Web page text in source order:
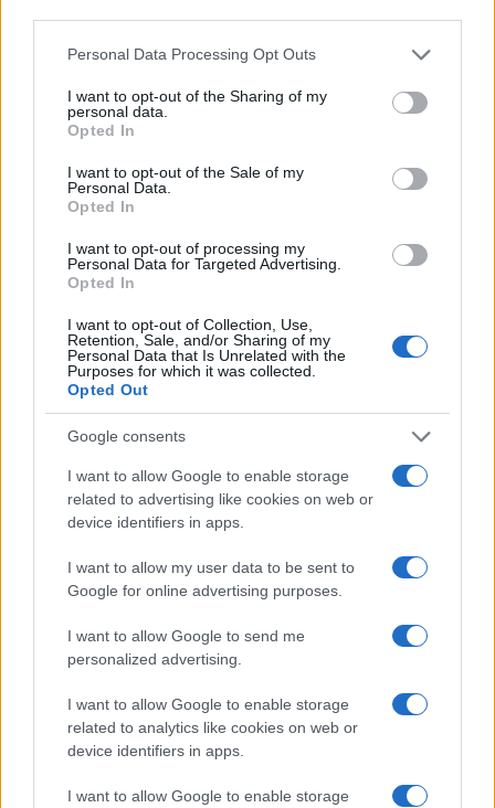
Please note that this website/app uses one or more Google
not limited to your visit or usage behaviour. You may click to
grant or deny consent to Google and its third-party tags to
use your data for below specified purposes in below Google
consent section.
Personal Data Processing Opt Outs
I want to opt-out of the Sharing of my
personal data.
Opted In
I want to opt-out of the Sale of my
Personal Data.
Opted In
I want to opt-out of processing my
Personal Data for Targeted Advertising.
Opted In
I want to opt-out of Collection, Use,
Retention, Sale, and/or Sharing of my
Personal Data that Is Unrelated with the
Purposes for which it was collected.
Opted Out
Google consents
I want to allow Google to enable storage
related to advertising like cookies on web or
device identifiers in apps.
I want to allow my user data to be sent to
Google for online advertising purposes.
I want to allow Google to send me
personalized advertising.
I want to allow Google to enable storage
related to analytics like cookies on web or
device identifiers in apps.
I want to allow Google to enable storage
Paolo Pinna
Martina Agostina Diturco
I nostri cari
Giovannimaria Cabras